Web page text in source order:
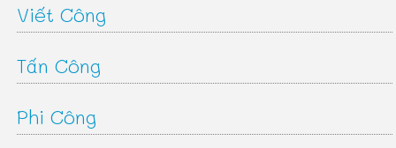
Viết Công
Tấn Công
Phi Công